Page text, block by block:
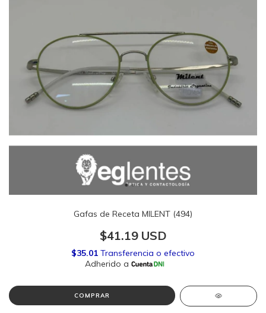
Gafas de Receta MILENT (494)
$41.19 USD